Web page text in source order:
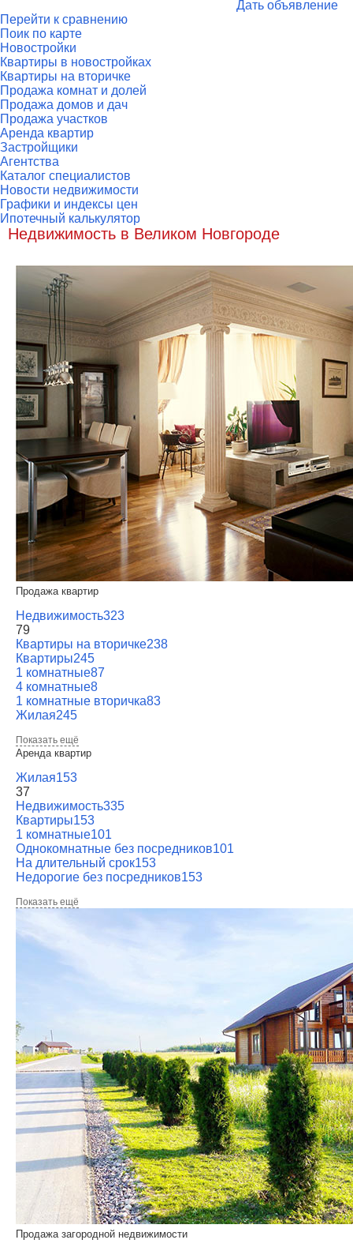
Дать объявление
Перейти к сравнению
Поик по карте
Новостройки
Квартиры в новостройках
Квартиры на вторичке
Продажа комнат и долей
Продажа домов и дач
Продажа участков
Аренда квартир
Застройщики
Агентства
Каталог специалистов
Новости недвижимости
Графики и индексы цен
Ипотечный калькулятор
Недвижимость в Великом Новгороде
Продажа квартир
Недвижимость323
79
Квартиры на вторичке238
Квартиры245
1 комнатные87
4 комнатные8
1 комнатные вторичка83
Жилая245
Показать ещё
Аренда квартир
Жилая153
37
Недвижимость335
Квартиры153
1 комнатные101
Однокомнатные без посредников101
На длительный срок153
Недорогие без посредников153
Показать ещё
Продажа загородной недвижимости